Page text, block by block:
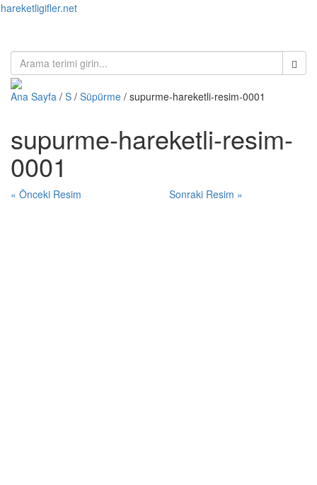
hareketligifler.net
Ana Sayfa / S / Süpürme / supurme-hareketli-resim-0001
supurme-hareketli-resim-
0001
« Önceki Resim Sonraki Resim »